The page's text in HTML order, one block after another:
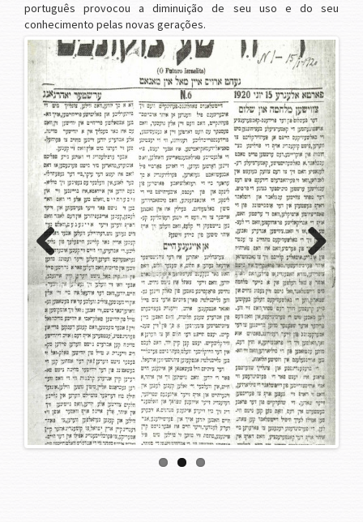
português provocou a diminuição de seu uso e do seu
conhecimento pelas novas gerações.
Previous Next